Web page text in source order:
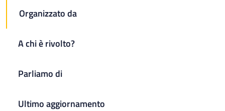
Organizzato da
A chi è rivolto?
Parliamo di
Ultimo aggiornamento